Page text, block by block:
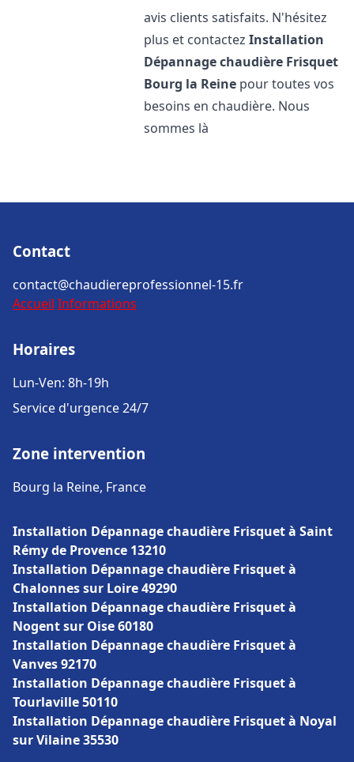
avis clients satisfaits. N'hésitez
plus et contactezInstallation
Dépannage chaudière Frisquet
Bourg la Reine pour toutes vos
besoins en chaudière. Nous
sommes là
Contact
contact@chaudiereprofessionnel-15.fr
Accueil Informations
Horaires
Lun-Ven: 8h-19h
Service d'urgence 24/7
Zone intervention
Bourg la Reine, France
Installation Dépannage chaudière Frisquet à Saint
Rémy de Provence 13210
Installation Dépannage chaudière Frisquet à
Chalonnes sur Loire 49290
Installation Dépannage chaudière Frisquet à
Nogent sur Oise 60180
Installation Dépannage chaudière Frisquet à
Vanves 92170
Installation Dépannage chaudière Frisquet à
Tourlaville 50110
Installation Dépannage chaudière Frisquet à Noyal
sur Vilaine 35530